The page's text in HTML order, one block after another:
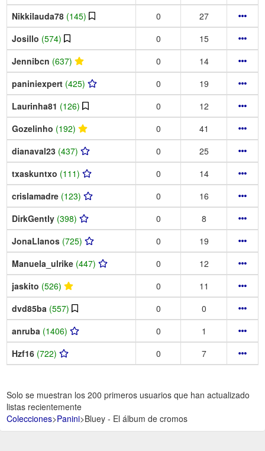
Nikkilauda78 (145) 0
27
Josillo (574) 0
15
Jennibcn (637) 0
14
paniniexpert (425) 0
19
Laurinha81 (126) 0
12
Gozelinho (192) 0
41
dianaval23 (437) 0
25
txaskuntxo (111) 0
14
crislamadre (123) 0
16
DirkGently (398) 0
8
JonaLlanos (725) 0
19
Manuela_ulrike (447) 0
12
jaskito (526) 0
11
dvd85ba (557) 0
0
anruba (1406) 0
1
Hzf16 (722) 0 7
Solo se muestran los 200 primeros usuarios que han actualizado
listas recientemente
Colecciones>Panini>Bluey - El álbum de cromos